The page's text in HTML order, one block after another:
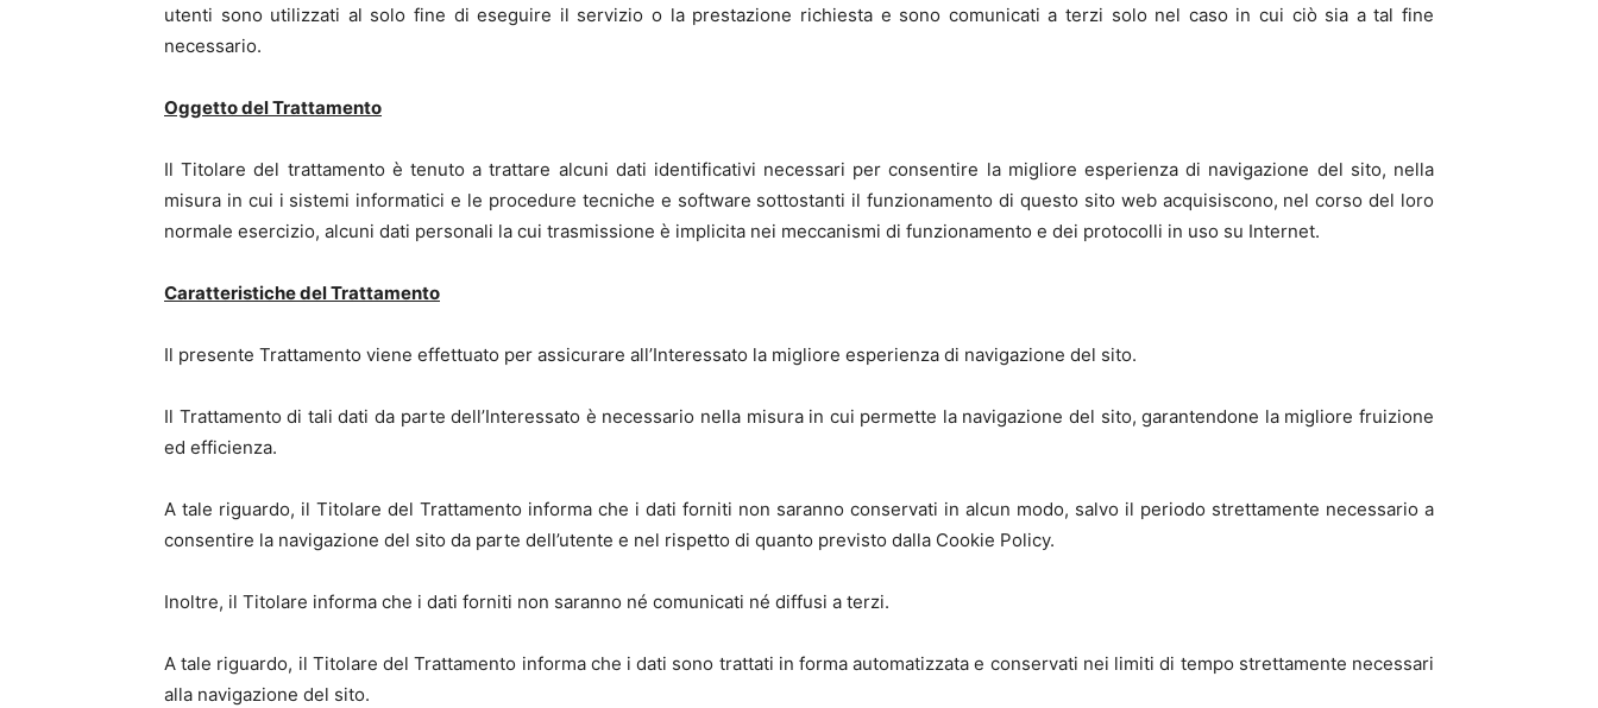
utenti sono utilizzati al solo fine di eseguire il servizio o la prestazione richiesta e sono comunicati a terzi solo nel caso in cui ciò sia a tal fine
necessario.
Oggetto del Trattamento
Il Titolare del trattamento è tenuto a trattare alcuni dati identificativi necessari per consentire la migliore esperienza di navigazione del sito, nella
misura in cui i sistemi informatici e le procedure tecniche e software sottostanti il funzionamento di questo sito web acquisiscono, nel corso del loro
normale esercizio, alcuni dati personali la cui trasmissione è implicita nei meccanismi di funzionamento e dei protocolli in uso su Internet.
Caratteristiche del Trattamento
Il presente Trattamento viene effettuato per assicurare all’Interessato la migliore esperienza di navigazione del sito.
Il Trattamento di tali dati da parte dell’Interessato è necessario nella misura in cui permette la navigazione del sito, garantendone la migliore fruizione
ed efficienza.
A tale riguardo, il Titolare del Trattamento informa che i dati forniti non saranno conservati in alcun modo, salvo il periodo strettamente necessario a
consentire la navigazione del sito da parte dell’utente e nel rispetto di quanto previsto dalla Cookie Policy.
Inoltre, il Titolare informa che i dati forniti non saranno né comunicati né diffusi a terzi.
A tale riguardo, il Titolare del Trattamento informa che i dati sono trattati in forma automatizzata e conservati nei limiti di tempo strettamente necessari
alla navigazione del sito.